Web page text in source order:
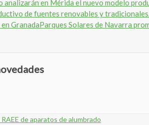
de fuentes renovables y
Parques Solares de Navarra
de aparatos de alumbrado